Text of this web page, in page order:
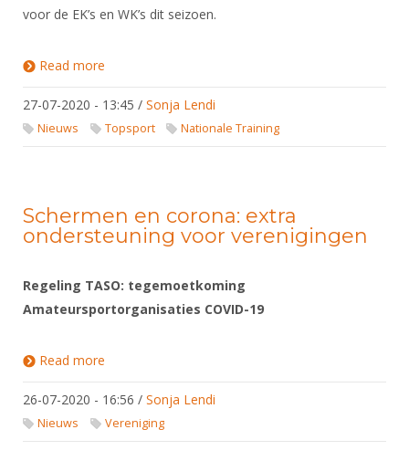
voor de EK’s en WK’s dit seizoen.
Read more
27-07-2020 - 13:45 / Sonja Lendi
Nieuws Topsport Nationale Training
Schermen en corona: extra
ondersteuning voor verenigingen
Regeling TASO: tegemoetkoming
Amateursportorganisaties COVID-19
Read more
26-07-2020 - 16:56 / Sonja Lendi
Nieuws Vereniging